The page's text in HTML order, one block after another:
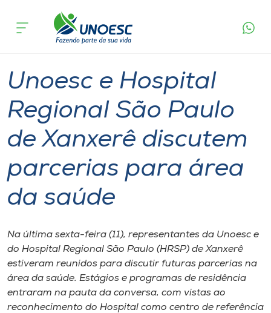
Cursos
Pesquisa
Atendimento ao Estudante
Portal de Ensino
Internacionalização
I.nova
acontece
Unoesc e Hospital
Regional São Paulo
de Xanxerê discutem
parcerias para área
da saúde
Na última sexta-feira (11), representantes da Unoesc e
do Hospital Regional São Paulo (HRSP) de Xanxerê
estiveram reunidos para discutir futuras parcerias na
área da saúde. Estágios e programas de residência
entraram na pauta da conversa, com vistas ao
reconhecimento do Hospital como centro de referência